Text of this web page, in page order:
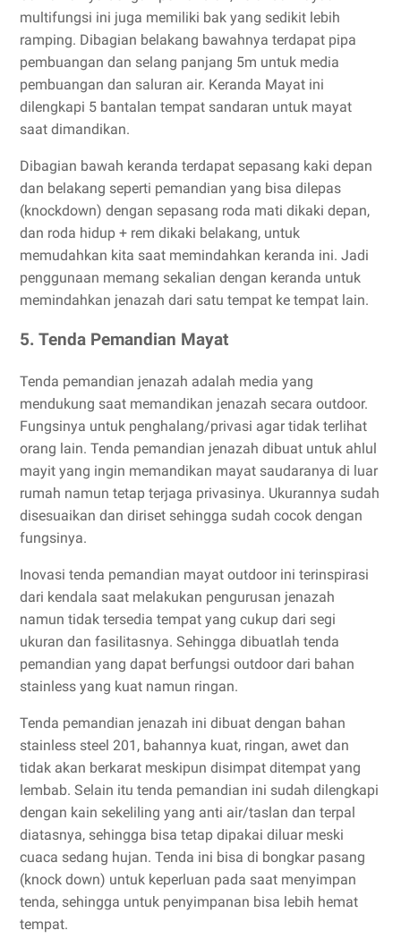
multifungsi ini juga memiliki bak yang sedikit lebih
ramping. Dibagian belakang bawahnya terdapat pipa
pembuangan dan selang panjang 5m untuk media
pembuangan dan saluran air. Keranda Mayat ini
dilengkapi 5 bantalan tempat sandaran untuk mayat
saat dimandikan.
Dibagian bawah keranda terdapat sepasang kaki depan
dan belakang seperti pemandian yang bisa dilepas
(knockdown) dengan sepasang roda mati dikaki depan,
dan roda hidup + rem dikaki belakang, untuk
memudahkan kita saat memindahkan keranda ini. Jadi
penggunaan memang sekalian dengan keranda untuk
memindahkan jenazah dari satu tempat ke tempat lain.
5. Tenda Pemandian Mayat
Tenda pemandian jenazah adalah media yang
mendukung saat memandikan jenazah secara outdoor.
Fungsinya untuk penghalang/privasi agar tidak terlihat
orang lain. Tenda pemandian jenazah dibuat untuk ahlul
mayit yang ingin memandikan mayat saudaranya di luar
rumah namun tetap terjaga privasinya. Ukurannya sudah
disesuaikan dan diriset sehingga sudah cocok dengan
fungsinya.
Inovasi tenda pemandian mayat outdoor ini terinspirasi
dari kendala saat melakukan pengurusan jenazah
namun tidak tersedia tempat yang cukup dari segi
ukuran dan fasilitasnya. Sehingga dibuatlah tenda
pemandian yang dapat berfungsi outdoor dari bahan
stainless yang kuat namun ringan.
Tenda pemandian jenazah ini dibuat dengan bahan
stainless steel 201, bahannya kuat, ringan, awet dan
tidak akan berkarat meskipun disimpat ditempat yang
lembab. Selain itu tenda pemandian ini sudah dilengkapi
dengan kain sekeliling yang anti air/taslan dan terpal
diatasnya, sehingga bisa tetap dipakai diluar meski
cuaca sedang hujan. Tenda ini bisa di bongkar pasang
(knock down) untuk keperluan pada saat menyimpan
tenda, sehingga untuk penyimpanan bisa lebih hemat
tempat.